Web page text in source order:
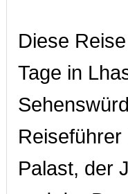
Diese
Tage in
Palast, der